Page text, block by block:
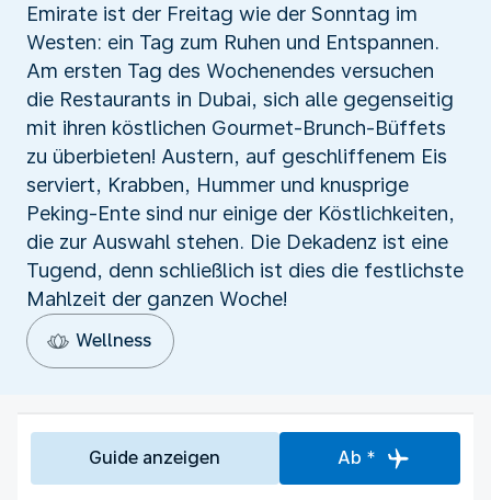
Emirate ist der Freitag wie der Sonntag im
Westen: ein Tag zum Ruhen und Entspannen.
Am ersten Tag des Wochenendes versuchen
die Restaurants in Dubai, sich alle gegenseitig
mit ihren köstlichen Gourmet-Brunch-Büffets
zu überbieten! Austern, auf geschliffenem Eis
serviert, Krabben, Hummer und knusprige
Peking-Ente sind nur einige der Köstlichkeiten,
die zur Auswahl stehen. Die Dekadenz ist eine
Tugend, denn schließlich ist dies die festlichste
Mahlzeit der ganzen Woche!
Wellness
Guide anzeigen Ab *